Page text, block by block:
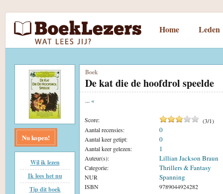
Home Leden
Nu kopen!
Wil ik lezen
Ik lees het nu
Tip dit boek
Boek
De kat die de hoofdrol speelde
... «
Score: (3/1)
Aantal recensies:
0
Aantal keer getipt: 0
Aantal keer gelezen: 1
Auteur(s): Lillian Jackson Braun
Categorie: Thrillers & Fantasy
NUR Spanning
ISBN 9789044924282